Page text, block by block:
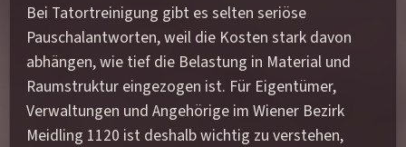
Bei Tatortreinigung gibt es selten seriöse
Pauschalantworten, weil die Kosten stark davon
abhängen, wie tief die Belastung in Material und
Raumstruktur eingezogen ist. Für Eigentümer,
Verwaltungen und Angehörige im Wiener Bezirk
Meidling 1120 ist deshalb wichtig zu verstehen,